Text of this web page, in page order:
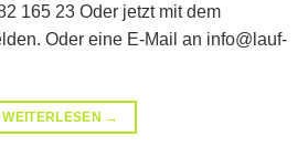
165 23 Oder jetzt mit dem
Oder eine E-Mail an info@lauf-
WEITERLESEN →